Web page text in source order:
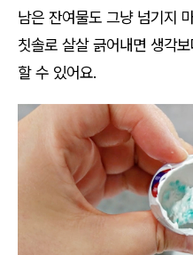
남은 잔여물도 그냥 넘기지
칫솔로 살살 긁어내면 생각
할 수 있어요.